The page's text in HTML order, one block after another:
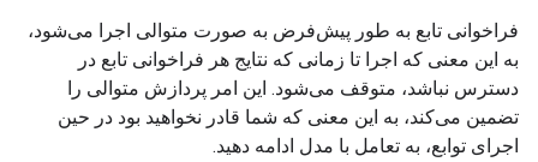
فراخوانی تابع به طور پیش‌فرض به صورت متوالی اجرا می‌شود،
به این معنی که اجرا تا زمانی که نتایج هر فراخوانی تابع در
دسترس نباشد، متوقف می‌شود. این امر پردازش متوالی را
تضمین می‌کند، به این معنی که شما قادر نخواهید بود در حین
اجرای توابع، به تعامل با مدل ادامه دهید.